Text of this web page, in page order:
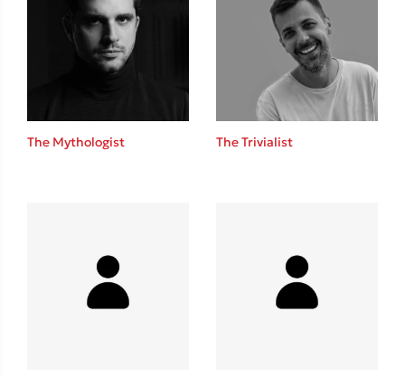
Ιωάννης Γλωσσόπουλος
Ένας γίγαντας στο σχολείο
Δανάη Δεληγεώργη
The Mythologist The Trivialist